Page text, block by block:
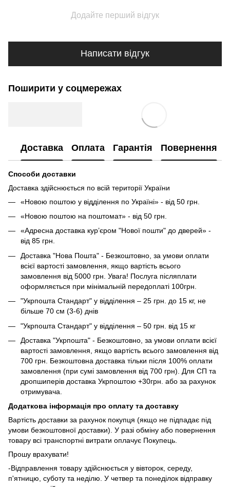
Додайте перший відгук
Написати відгук
Поширити у соцмережах
Доставка Оплата Гарантія Повернення
Способи доставки
Доставка здійснюється по всій території України
«Новою поштою у відділення по Україні» - від 50 грн.
«Новою поштою на поштомат» - від 50 грн.
«Адресна доставка кур’єром "Нової пошти" до дверей» -
від 85 грн.
Доставка "Нова Пошта" - Безкоштовно, за умови оплати
всієї вартості замовлення, якщо вартість всього
замовлення від 5000 грн. Увага! Послуга післяплати
оформляється при мінімальній передоплаті 100грн.
"Укрпошта Стандарт" у відділення – 25 грн. до 15 кг, не
більше 70 см (3-6) днів
"Укрпошта Стандарт" у відділення – 50 грн. від 15 кг
Доставка "Укрпошта" - Безкоштовно, за умови оплати всієї
вартості замовлення, якщо вартість всього замовлення від
700 грн. Безкоштовна доставка тільки після 100% оплати
замовлення (при сумі замовлення від 700 грн). Для СП та
дропшиперів доставка Укрпоштою +30грн. або за рахунок
отримувача.
Додаткова інформація про оплату та доставку
Вартість доставки за рахунок покупця (якщо не підпадає під
умови безкоштовної доставки). У разі обміну або повернення
товару всі транспортні витрати оплачує Покупець.
Прошу врахувати!
-Відправлення товару здійснюється у вівторок, середу,
п'ятницю, суботу та неділю. У четвер та понеділок відправку